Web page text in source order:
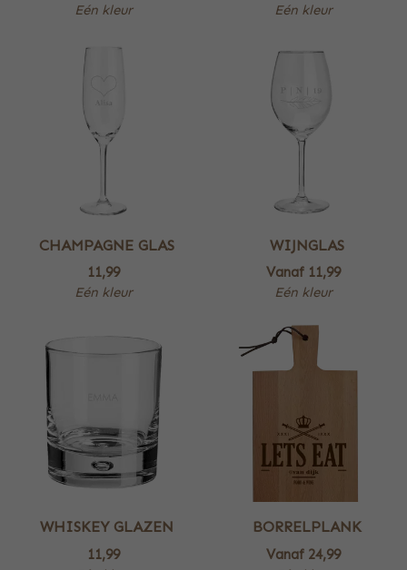
Eén kleur
Eén kleur
CHAMPAGNE GLAS
11,99
Eén kleur
WIJNGLAS
Vanaf 11,99
Eén kleur
WHISKEY GLAZEN
11,99
BORRELPLANK
Vanaf 24,99